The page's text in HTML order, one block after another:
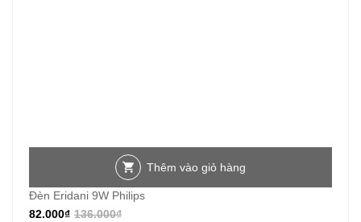
Thêm vào giỏ hàng
Đèn Eridani 9W Philips
136.000₫
82.000₫